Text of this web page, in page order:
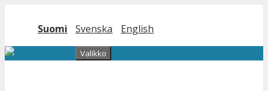
sisältöönSuomi Svenska English
Valikko